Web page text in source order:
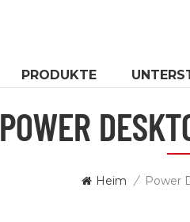
PRODUKTE
POWER
Heim / Power